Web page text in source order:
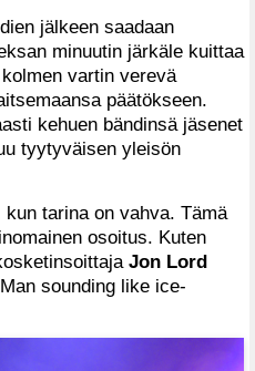
jälkeen saadaan
minuutin järkäle kuittaa
vartin verevä
päätökseen.
kehuen bändinsä jäsenet
tyytyväisen yleisön
tarina on vahva. Tämä
osoitus. Kuten
Jon Lord
sounding like ice-